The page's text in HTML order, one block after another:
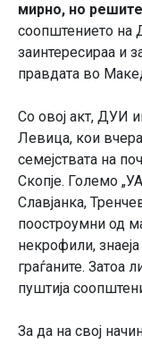
мирно, но
соопштението на
заинтересираа и
правдата во
Со овој акт, ДУИ
Левица, кои
семејствата на
Скопје. Големо
Славјанка,
поостроумни од
некрофили,
граѓаните. Затоа
пуштија
За да на свој